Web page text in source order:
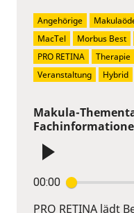
Makula-
00:00
PRO RETINA lädt
Angehörige
MacTel
Morbus Best
PRO RETINA
Therapie
Veranstaltung
Hybrid